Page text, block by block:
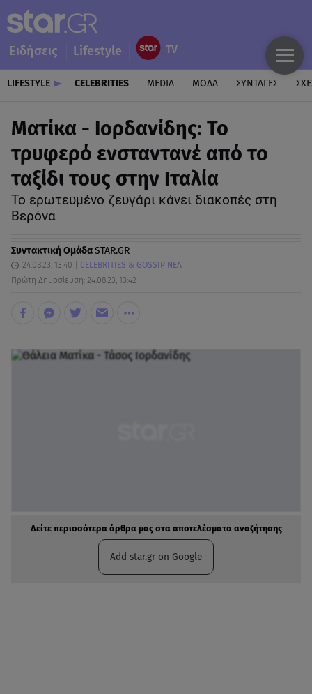
Ειδήσεις Lifestyle
LIFESTYLE CELEBRITIES MEDIA ΜΟΔΑ ΣΥΝΤΑΓΕΣ
Ματίκα - Ιορδανίδης: Το
τρυφερό ενσταντανέ από το
ταξίδι τους στην Ιταλία
Το ερωτευμένο ζευγάρι κάνει διακοπές στη
Βερόνα
Συντακτική ΟμάδαSTAR.GR
24.08.23, 13:40
CELEBRITIES & GOSSIP ΝΕΑ
Πρώτη Δημοσίευση: 24.08.23, 13:42
Δείτε περισσότερα άρθρα μας στα αποτελέσματα αναζήτησης
Add star.gr on Google